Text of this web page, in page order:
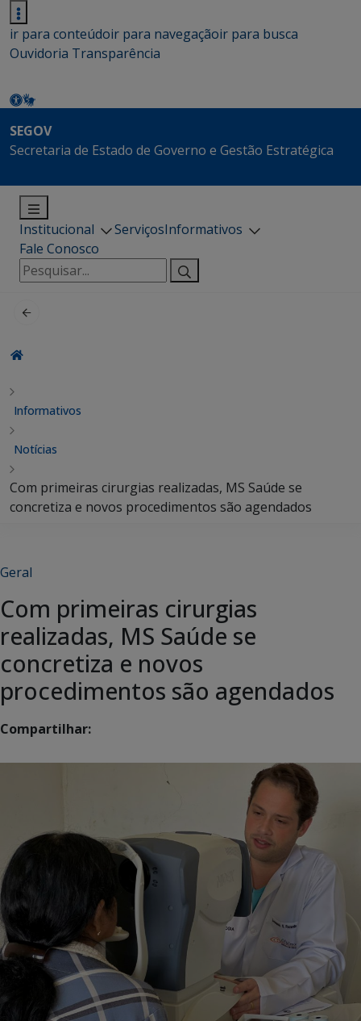
ir para conteúdoir para navegaçãoir para busca
Ouvidoria Transparência
SEGOV
Secretaria de Estado de Governo e Gestão Estratégica
Institucional ServiçosInformativos
Fale Conosco
Pesquisar
por:
Informativos
Notícias
Com primeiras cirurgias realizadas, MS Saúde se
concretiza e novos procedimentos são agendados
Geral
Com primeiras cirurgias
realizadas, MS Saúde se
concretiza e novos
procedimentos são agendados
Compartilhar: